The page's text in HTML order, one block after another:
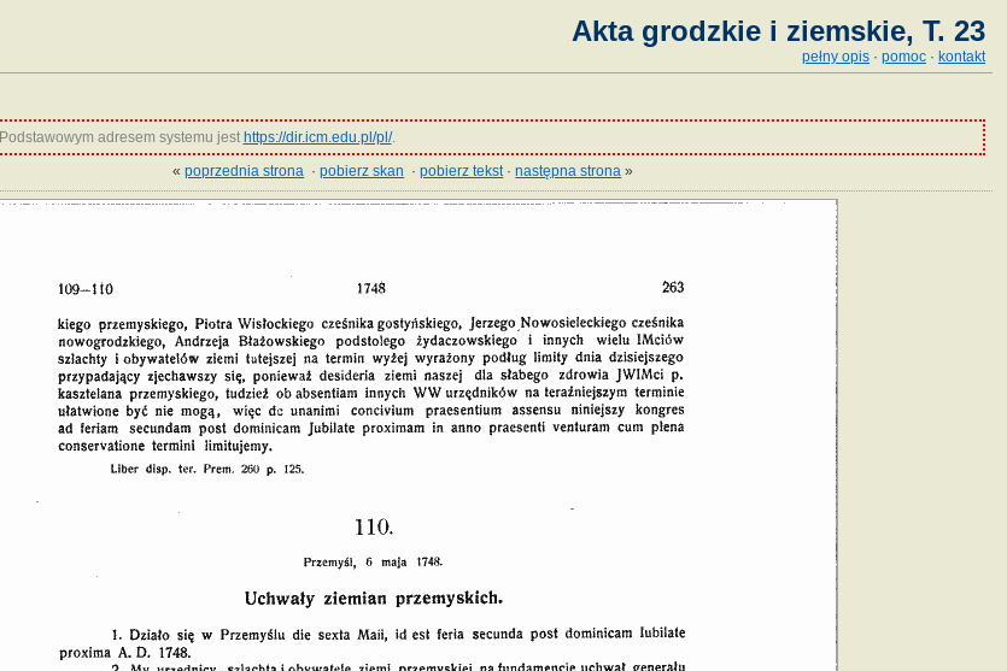
Akta grodzkie i ziemskie, T. 23
pełny opis · pomoc · kontakt
Podstawowym adresem systemu jest https://dir.icm.edu.pl/pl/.
«poprzednia strona ·pobierz skan ·pobierz tekst·następna strona »